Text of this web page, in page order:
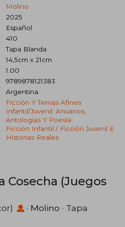
Molino
2025
Español
410
Tapa Blanda
14,5cm x 21cm
1.00
9789878121383
Argentina
Ficción Y Temas Afines
Infantil/juvenil: Anuarios,
Antologías Y Poesía
Ficción Infantil / Ficción Juvenil E
Historias Reales
Cosecha (Juegos
· Molino · Tapa